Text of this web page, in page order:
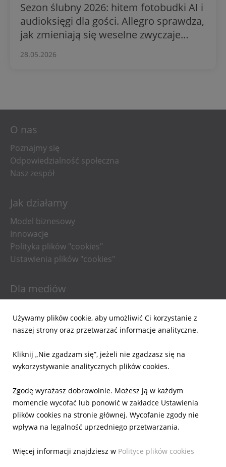
Sezon ślubny 2026: hitem fotobudki AI i
audioksięgi dla gości. Allegro sprawdza,
jak zmieniają się weselne zwyczaje
28.05.2026
O nas
Poznajmy się
Odpowiedzialność społeczna
Nasz zespół
Jak działamy
Model biznesowy
Innowacje
Polityka plików "cookies"
Ustawienia plików "cookies"
Dla mediów
Materiały do pobrania
Powiadomienia email
Dla inwestorów
Raporty bieżące
Ład Korporacyjny
Akcje
Prezentacje
IR Kontakt
Używamy plików cookie, aby umożliwić Ci korzystanie z
naszej strony oraz przetwarzać informacje analityczne.
Kliknij „Nie zgadzam się”, jeżeli nie zgadzasz się na
wykorzystywanie analitycznych plików cookies.
Zgodę wyrażasz dobrowolnie. Możesz ją w każdym
momencie wycofać lub ponowić w zakładce Ustawienia
plików cookies na stronie głównej. Wycofanie zgody nie
wpływa na legalność uprzedniego przetwarzania.
Więcej informacji znajdziesz w Polityce plików cookies